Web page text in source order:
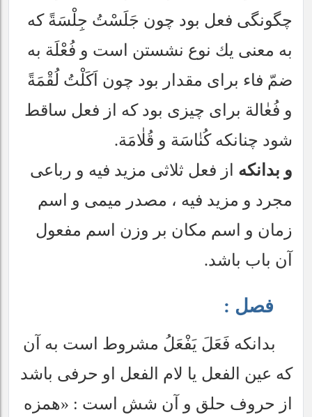
چگونگى فعل بود چون جَلَسْتُ جِلْسَةً كه
به معنى يك نوع نشستن است و فُعْلَة به
ضمّ فاء براى مقدار بود چون اَكَلْتُ لُقْمَةً
و فُعٰالة براى چيزى بود كه از فعل ساقط
شود چنانكه كُنٰاسَة و قُلٰامَة.
و بدانكه از فعل ثلاثى مزيد فيه و رباعى
مجرد و مزيد فيه ، مصدر ميمى و اسم
زمان و اسم مكان بر وزن اسم مفعول
آن باب باشد.
فصل :
بدانكه فَعَلَ يَفْعَلُ مشروط است به آن
كه عين الفعل يا لام الفعل او حرفى باشد
از حروف حلق و آن شش است : «همزه